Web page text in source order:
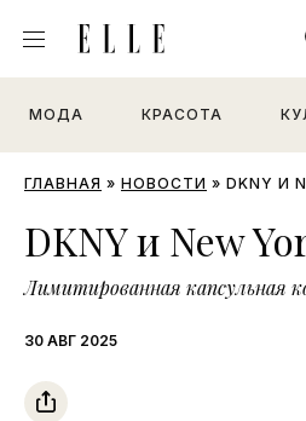
МОДА КРАСОТА
ГЛАВНАЯ » НОВОСТИ » DKNY И
DKNY и New
Лимитированная капсульная
30 АВГ 2025